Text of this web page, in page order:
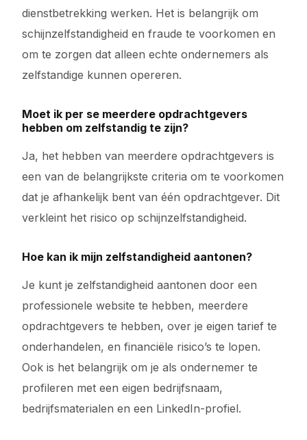
dienstbetrekking werken. Het is belangrijk om
schijnzelfstandigheid en fraude te voorkomen en
om te zorgen dat alleen echte ondernemers als
zelfstandige kunnen opereren.
Moet ik per se meerdere opdrachtgevers
hebben om zelfstandig te zijn?
Ja, het hebben van meerdere opdrachtgevers is
een van de belangrijkste criteria om te voorkomen
dat je afhankelijk bent van één opdrachtgever. Dit
verkleint het risico op schijnzelfstandigheid.
Hoe kan ik mijn zelfstandigheid aantonen?
Je kunt je zelfstandigheid aantonen door een
professionele website te hebben, meerdere
opdrachtgevers te hebben, over je eigen tarief te
onderhandelen, en financiële risico’s te lopen.
Ook is het belangrijk om je als ondernemer te
profileren met een eigen bedrijfsnaam,
bedrijfsmaterialen en een LinkedIn-profiel.